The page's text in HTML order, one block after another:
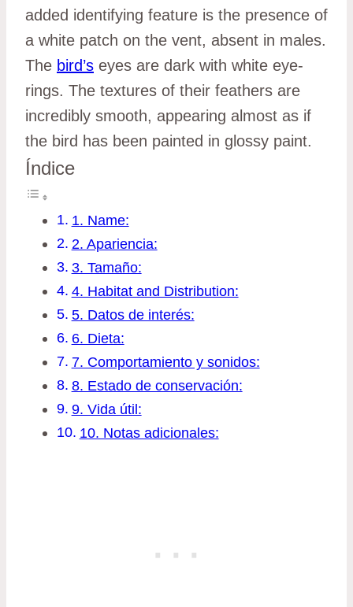
added identifying feature is the presence of
a white patch on the vent, absent in males.
The bird’s eyes are dark with white eye-
rings. The textures of their feathers are
incredibly smooth, appearing almost as if
the bird has been painted in glossy paint.
Índice
1. Name:
2. Apariencia:
3. Tamaño:
4. Habitat and Distribution:
5. Datos de interés:
6. Dieta:
7. Comportamiento y sonidos:
8. Estado de conservación:
9. Vida útil:
10. Notas adicionales: